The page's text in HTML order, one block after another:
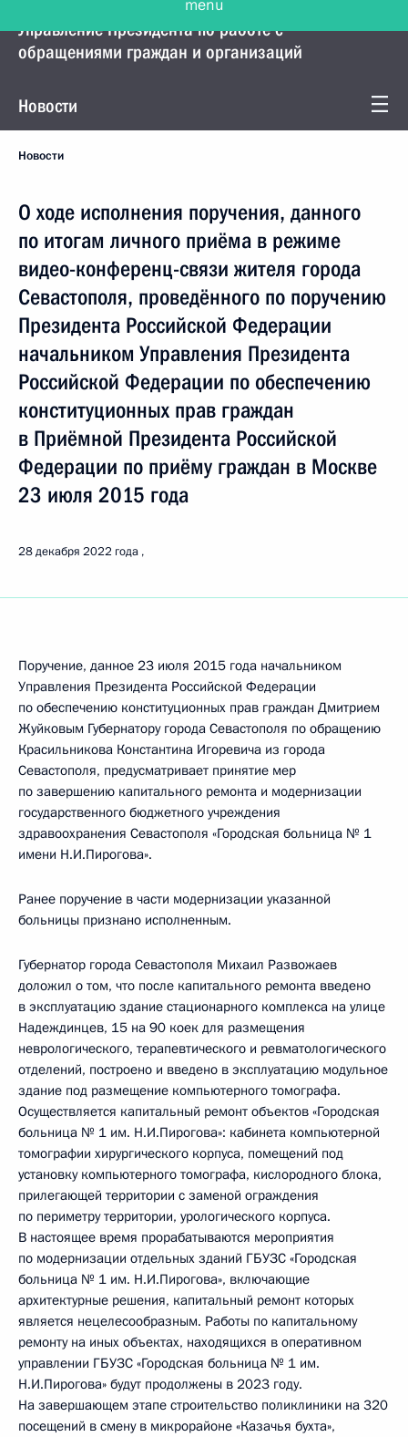
Управление Президента по работе с
обращениями граждан и организаций
Новости
Новости
О ходе исполнения поручения, данного
по итогам личного приёма в режиме
видео-конференц-связи жителя города
Севастополя, проведённого по поручению
Президента Российской Федерации
начальником Управления Президента
Российской Федерации по обеспечению
конституционных прав граждан
в Приёмной Президента Российской
Федерации по приёму граждан в Москве
23 июля 2015 года
28 декабря 2022 года
Поручение, данное 23 июля 2015 года начальником
Управления Президента Российской Федерации
по обеспечению конституционных прав граждан Дмитрием
Жуйковым Губернатору города Севастополя по обращению
Красильникова Константина Игоревича из города
Севастополя, предусматривает принятие мер
по завершению капитального ремонта и модернизации
государственного бюджетного учреждения
здравоохранения Севастополя «Городская больница № 1
имени Н.И.Пирогова».
Ранее поручение в части модернизации указанной
больницы признано исполненным.
Губернатор города Севастополя Михаил Развожаев
доложил о том, что после капитального ремонта введено
в эксплуатацию здание стационарного комплекса на улице
Надеждинцев, 15 на 90 коек для размещения
неврологического, терапевтического и ревматологического
отделений, построено и введено в эксплуатацию модульное
здание под размещение компьютерного томографа.
Осуществляется капитальный ремонт объектов «Городская
больница № 1 им. Н.И.Пирогова»: кабинета компьютерной
томографии хирургического корпуса, помещений под
установку компьютерного томографа, кислородного блока,
прилегающей территории с заменой ограждения
по периметру территории, урологического корпуса.
В настоящее время прорабатываются мероприятия
по модернизации отдельных зданий ГБУЗС «Городская
больница № 1 им. Н.И.Пирогова», включающие
архитектурные решения, капитальный ремонт которых
является нецелесообразным. Работы по капитальному
ремонту на иных объектах, находящихся в оперативном
управлении ГБУЗС «Городская больница № 1 им.
Н.И.Пирогова» будут продолжены в 2023 году.
На завершающем этапе строительство поликлиники на 320
посещений в смену в микрорайоне «Казачья бухта»,